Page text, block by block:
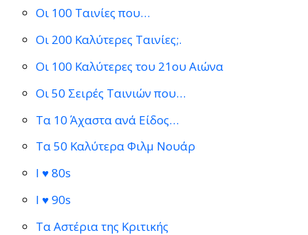
Οι 100 Ταινίες που…
Οι 200 Καλύτερες Ταινίες;.
Οι 100 Καλύτερες του 21ου Αιώνα
Οι 50 Σειρές Ταινιών που…
Τα 10 Άχαστα ανά Είδος…
Τα 50 Καλύτερα Φιλμ Νουάρ
I ♥ 80s
I ♥ 90s
Τα Αστέρια της Κριτικής